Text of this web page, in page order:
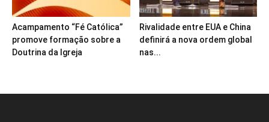
Acampamento “Fé Católica”
promove formação sobre a
Doutrina da Igreja
Rivalidade entre EUA e China
definirá a nova ordem global
nas...